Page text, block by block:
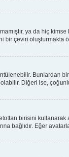
ya da hiç
bir çeviri oluşturmakta
Diğeri ise,
birisini
bağlıdır. Eğer